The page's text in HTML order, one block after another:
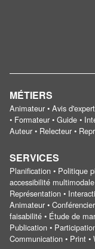
MÉTIERS
Animateur • Avis
• Formateur • Guide •
Auteur • Relecteur •
SERVICES
Planification • Politique
accessibilité
Représentation •
Animateur •
faisabilité • Étude de
Publication •
Communication • Print •